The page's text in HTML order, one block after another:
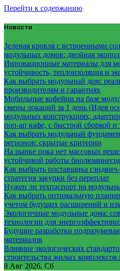
Перейти к содержанию
Новости
Зеленая кровля с встроенными
модульных домов: двойная
Инновационные материалы для
устойчивость, теплоизоляция и
Как выбрать модульный дом:
производителям и гарантиях
Мобильные кофейни на базе
смены локаций за 1 день (Идея
модульных конструкциях,
поп-ап кафе, с быстрой сборкой и
Как выбрать модульный
регионов: скрытые критерии
На рынке пока нет массовых
устойчивой работы
Как выбрать поставщика
стратегия закупки без переплат
Нужен ли техпаспорт на
Как выбрать оптимальную
учетом будущих расширений и
Экологичные модульные дома:
технологии для
Будущие разработки
материалов
Влияние экологических
строительства жилых
8 Авг 2026, Сб